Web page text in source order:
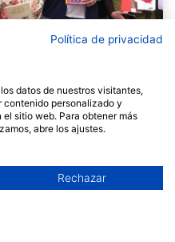
tardor compartint amb
Àngels Seix, gerent de la
Política de privacidad
datos de nuestros visitantes,
contenido personalizado y
sitio web. Para obtener más
abre los ajustes.
Rechazar